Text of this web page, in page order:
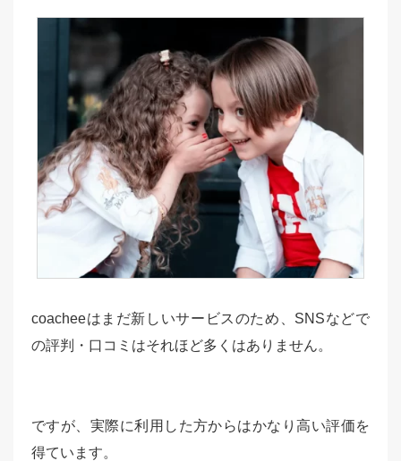
coacheeはまだ新しいサービスのため、SNSなどで
の評判・口コミはそれほど多くはありません。
ですが、実際に利用した方からはかなり高い評価を
得ています。